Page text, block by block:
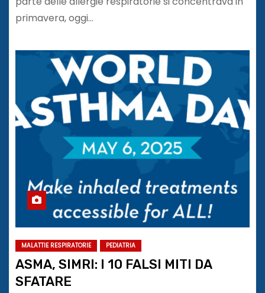
primavera, oggi…
MALATTIE RESPIRATORIE PEDIATRIA
ASMA, SIMRI: I 10 FALSI MITI DA
SFATARE